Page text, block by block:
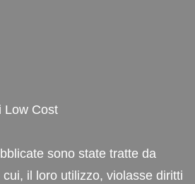
Low Cost
sono state tratte da
il loro utilizzo, violasse diritti